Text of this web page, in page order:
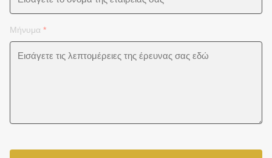
Μήνυμα *